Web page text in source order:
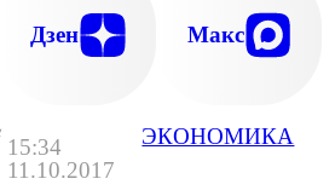
15:34
11.10.2017
ЭКОНОМИКА
Дзен Макс